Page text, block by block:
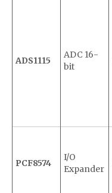
ADS1115
ADC 16-
bit
PCF8574
I/O
Expander